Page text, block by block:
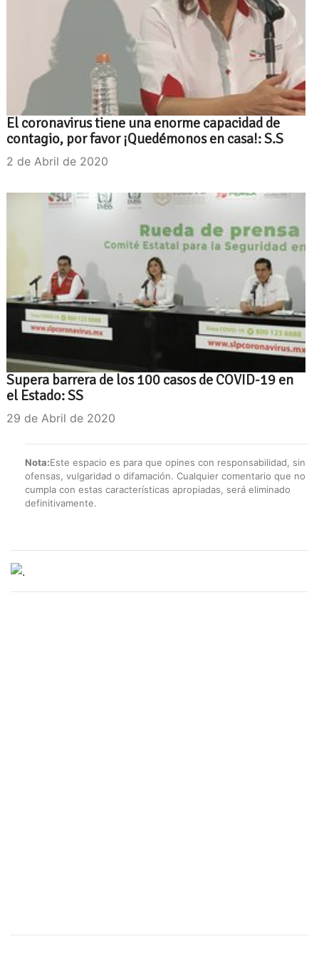
El coronavirus tiene una enorme capacidad de
contagio, por favor ¡Quedémonos en casa!: S.S
2 de Abril de 2020
Supera barrera de los 100 casos de COVID-19 en
el Estado: SS
29 de Abril de 2020
Nota:Este espacio es para que opines con responsabilidad, sin
ofensas, vulgaridad o difamación. Cualquier comentario que no
cumpla con estas características apropiadas, será eliminado
definitivamente.